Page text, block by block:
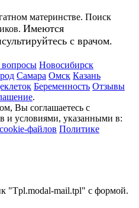
материнстве. Поиск
Имеются
с врачом.
вопросы Новосибирск
Самара Омск Казань
Беременность Отзывы
.
Вы соглашаетесь с
и условиями, указанными в:
файлов Политике
"Tpl.modal-mail.tpl" с формой.